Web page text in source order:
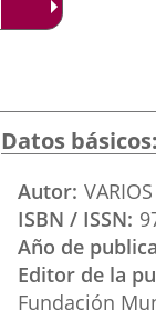
Datos básicos
Autor
ISBN / ISSN
Año de
Editor de la
Fundación